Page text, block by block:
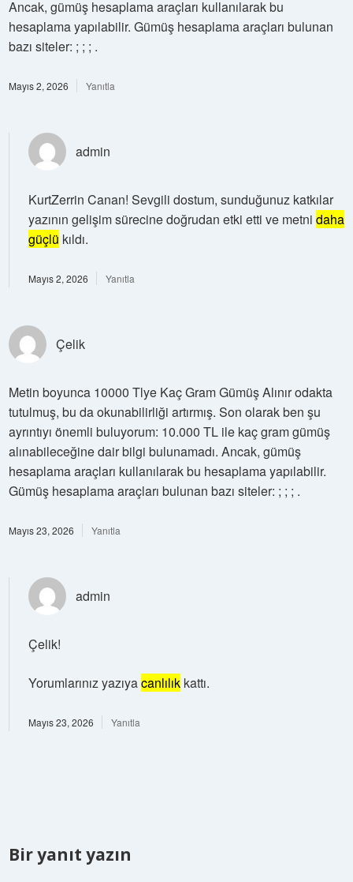
Ancak, gümüş hesaplama araçları kullanılarak bu
hesaplama yapılabilir. Gümüş hesaplama araçları bulunan
bazı siteler: ; ; ; .
Mayıs 2, 2026 Yanıtla
admin
KurtZerrin Canan! Sevgili dostum, sunduğunuz katkılar
yazının gelişim sürecine doğrudan etki etti ve metni daha
güçlü kıldı.
Mayıs 2, 2026 Yanıtla
Çelik
Metin boyunca 10000 Tlye Kaç Gram Gümüş Alınır odakta
tutulmuş, bu da okunabilirliği artırmış. Son olarak ben şu
ayrıntıyı önemli buluyorum: 10.000 TL ile kaç gram gümüş
alınabileceğine dair bilgi bulunamadı. Ancak, gümüş
hesaplama araçları kullanılarak bu hesaplama yapılabilir.
Gümüş hesaplama araçları bulunan bazı siteler: ; ; ; .
Mayıs 23, 2026 Yanıtla
admin
Çelik!
Yorumlarınız yazıyacanlılıkkattı.
Mayıs 23, 2026 Yanıtla
Bir yanıt yazın